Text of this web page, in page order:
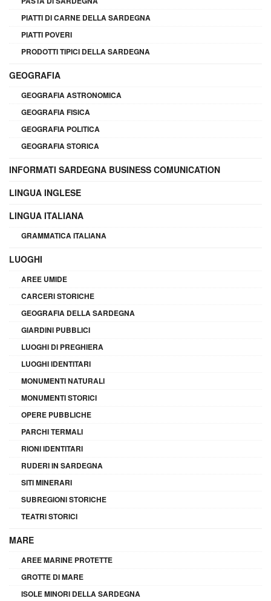
PIATTI DI CARNE DELLA SARDEGNA
PIATTI POVERI
PRODOTTI TIPICI DELLA SARDEGNA
GEOGRAFIA
GEOGRAFIA ASTRONOMICA
GEOGRAFIA FISICA
GEOGRAFIA POLITICA
GEOGRAFIA STORICA
INFORMATI SARDEGNA BUSINESS COMUNICATION
LINGUA INGLESE
LINGUA ITALIANA
GRAMMATICA ITALIANA
LUOGHI
AREE UMIDE
CARCERI STORICHE
GEOGRAFIA DELLA SARDEGNA
GIARDINI PUBBLICI
LUOGHI DI PREGHIERA
LUOGHI IDENTITARI
MONUMENTI NATURALI
MONUMENTI STORICI
OPERE PUBBLICHE
PARCHI TERMALI
RIONI IDENTITARI
RUDERI IN SARDEGNA
SITI MINERARI
SUBREGIONI STORICHE
TEATRI STORICI
MARE
AREE MARINE PROTETTE
GROTTE DI MARE
ISOLE MINORI DELLA SARDEGNA